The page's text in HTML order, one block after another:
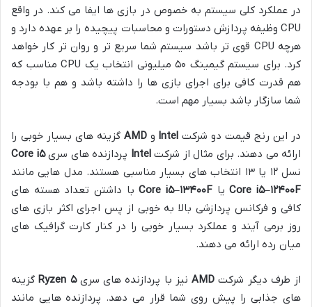
در عملکرد کلی سیستم به خصوص در بازی ها ایفا می کند. در واقع
CPU وظیفه پردازش دستورات و محاسبات پیچیده را بر عهده دارد و
هرچه CPU قوی تر باشد سیستم شما سریع تر و روان تر کار خواهد
کرد. برای سیستم گیمینگ ۵۰ میلیونی انتخاب یک CPU مناسب که
هم قدرت کافی برای اجرای بازی ها را داشته باشد و هم با بودجه
شما سازگار باشد بسیار مهم است.
در این رنج قیمت دو شرکت Intel وAMD گزینه های بسیار خوبی را
ارائه می دهند. برای مثال از شرکتIntel پردازنده های سری Core i۵
نسل ۱۲ یا ۱۳ انتخاب های بسیار مناسبی هستند. مدل هایی مانند
Core i۵–۱۲۴۰۰F یا Core i۵–۱۳۴۰۰F
با داشتن تعداد هسته های
کافی و فرکانس پردازشی بالا به خوبی از پس اجرای اکثر بازی های
روز برمی آیند و عملکرد بسیار خوبی را در کنار کارت گرافیک های
میان رده ارائه می دهند.
از طرف دیگر شرکت AMD نیز با پردازنده های سری Ryzen ۵
گزینه
های جذابی را پیش روی شما قرار می دهد. پردازنده هایی مانند